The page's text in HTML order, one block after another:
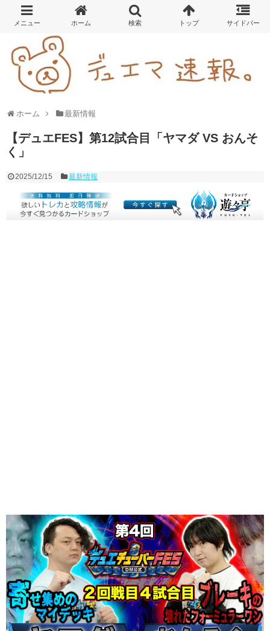
ホーム 最新情報
【デュエFES】第12試合目「ヤマダ VS おんそ
く」
2025/12/15 最新情報